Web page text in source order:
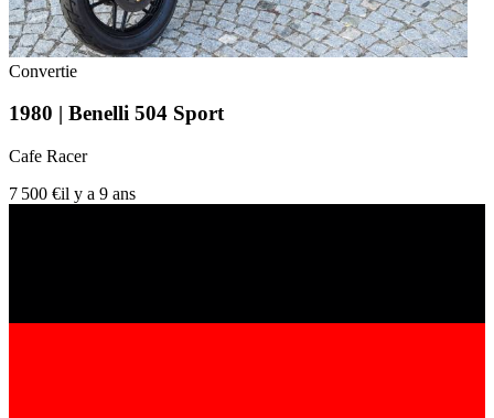
Convertie
1980 | Benelli 504 Sport
Cafe Racer
7 500 €il y a 9 ans